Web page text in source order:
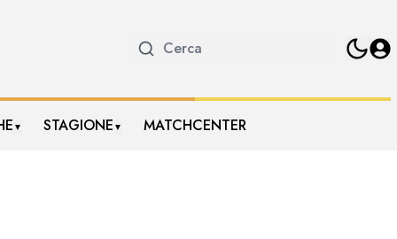
▼ STAGIONE ▼ MATCHCENTER